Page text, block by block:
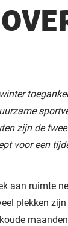
zijn de
voor een
aan ruimte
plekken